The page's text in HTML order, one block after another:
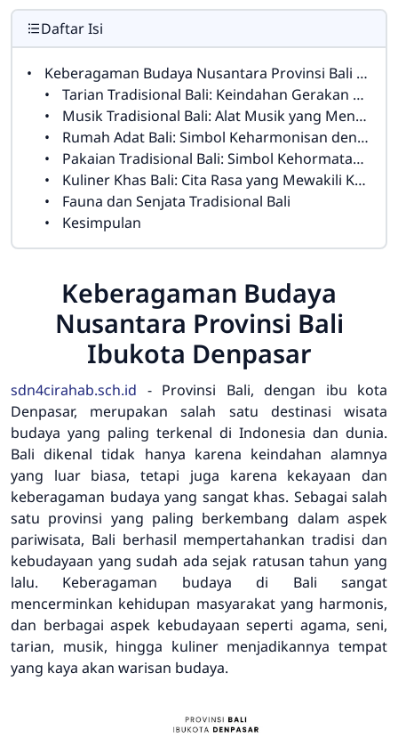
Daftar Isi
Keberagaman Budaya Nusantara Provinsi Bali Ibukota Denpasar
Tarian Tradisional Bali: Keindahan Gerakan dan Makna Spiritual
Musik Tradisional Bali: Alat Musik yang Mengiringi Kehidupan
Rumah Adat Bali: Simbol Keharmonisan dengan Alam
Pakaian Tradisional Bali: Simbol Kehormatan dan Identitas
Kuliner Khas Bali: Cita Rasa yang Mewakili Keberagaman
Fauna dan Senjata Tradisional Bali
Kesimpulan
Keberagaman Budaya
Nusantara Provinsi Bali
Ibukota Denpasar
sdn4cirahab.sch.id - Provinsi Bali, dengan ibu kota
Denpasar, merupakan salah satu destinasi wisata
budaya yang paling terkenal di Indonesia dan dunia.
Bali dikenal tidak hanya karena keindahan alamnya
yang luar biasa, tetapi juga karena kekayaan dan
keberagaman budaya yang sangat khas. Sebagai salah
satu provinsi yang paling berkembang dalam aspek
pariwisata, Bali berhasil mempertahankan tradisi dan
kebudayaan yang sudah ada sejak ratusan tahun yang
lalu. Keberagaman budaya di Bali sangat
mencerminkan kehidupan masyarakat yang harmonis,
dan berbagai aspek kebudayaan seperti agama, seni,
tarian, musik, hingga kuliner menjadikannya tempat
yang kaya akan warisan budaya.